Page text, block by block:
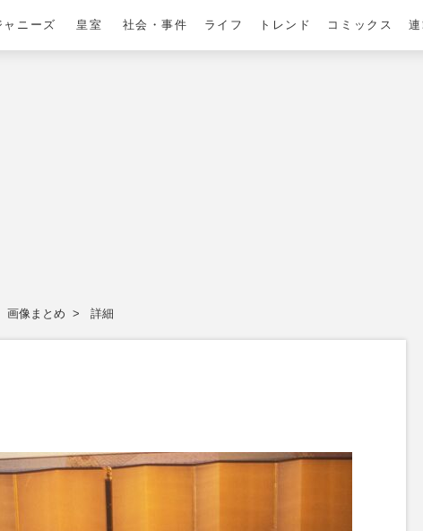
ャニーズ 皇室 社会・事件 ライフ トレンド コミックス
画像まとめ 詳細